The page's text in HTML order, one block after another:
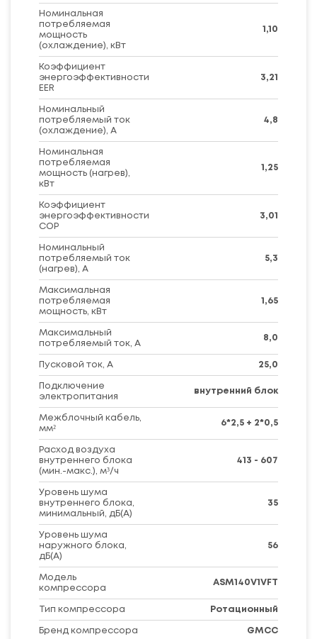
Номинальная
потребляемая
мощность
(охлаждение), кВт
1,10
Коэффициент
энергоэффективности
EER
3,21
Номинальный
потребляемый ток
(охлаждение), А
4,8
Номинальная
потребляемая
мощность (нагрев),
кВт
1,25
Коэффициент
энергоэффективности
COP
3,01
Номинальный
потребляемый ток
(нагрев), А
5,3
Максимальная
потребляемая
мощность, кВт
1,65
Максимальный
потребляемый ток, А
8,0
Пусковой ток, А 25,0
Подключение
электропитания
внутренний блок
Межблочный кабель,
мм²
6*2,5 + 2*0,5
Расход воздуха
внутреннего блока
(мин.-макс.), м³/ч
413 - 607
Уровень шума
внутреннего блока,
минимальный, дБ(А)
35
Уровень шума
наружного блока,
дБ(А)
56
Модель
компрессора
ASM140V1VFT
Тип компрессора Ротационный
Бренд компрессора GMCC